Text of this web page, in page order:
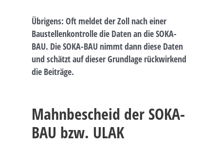
Übrigens: Oft meldet der Zoll nach einer
Baustellenkontrolle die Daten an die SOKA-
BAU. Die SOKA-BAU nimmt dann diese Daten
und schätzt auf dieser Grundlage rückwirkend
die Beiträge.
Mahnbescheid der SOKA-
BAU bzw. ULAK